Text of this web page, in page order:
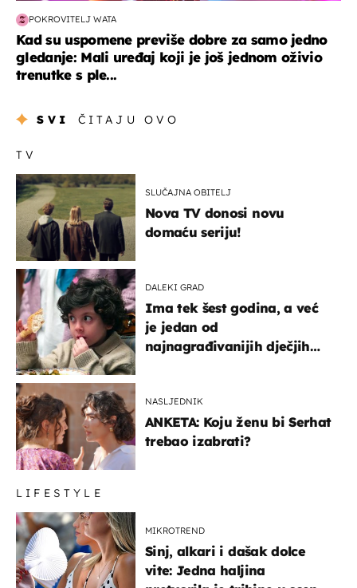
POKROVITELJ WATA
Kad su uspomene previše dobre za samo jedno
gledanje: Mali uređaj koji je još jednom oživio
trenutke s ple...
SVI ČITAJU OVO
TV
SLUČAJNA OBITELJ
Nova TV donosi novu
domaću seriju!
DALEKI GRAD
Ima tek šest godina, a već
je jedan od
najnagrađivanijih dječjih
NASLJEDNIK
ANKETA: Koju ženu bi Serhat
trebao izabrati?
LIFESTYLE
MIKROTREND
Sinj, alkari i dašak dolce
vite: Jedna haljina